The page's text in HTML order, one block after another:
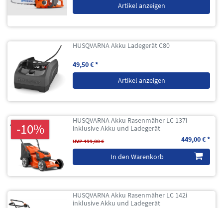
Artikel anzeigen
HUSQVARNA Akku Ladegerät C80
49,50 € *
Artikel anzeigen
-10%
HUSQVARNA Akku Rasenmäher LC 137i
inklusive Akku und Ladegerät
UVP 499,00 €
449,00 € *
In den Warenkorb
HUSQVARNA Akku Rasenmäher LC 142i
inklusive Akku und Ladegerät